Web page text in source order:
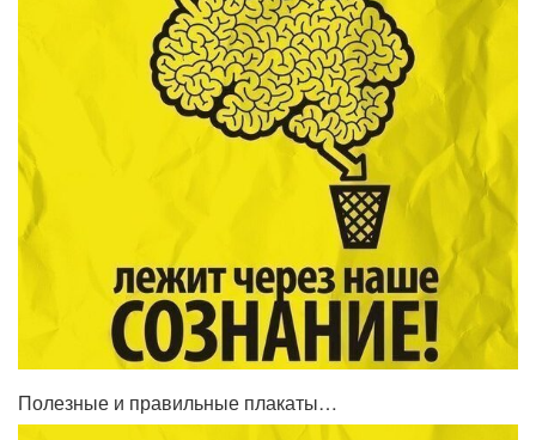
Полезные и правильные плакаты…